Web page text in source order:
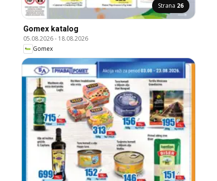
Strana 26
Gomex katalog
05.08.2026- 18.08.2026
Gomex